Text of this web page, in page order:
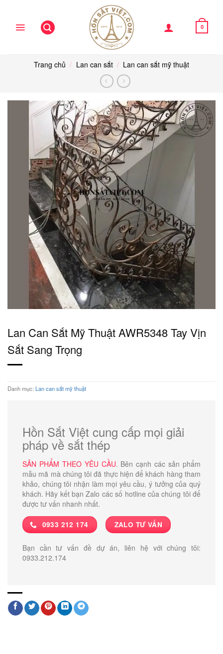
content
0
Trang chủ / Lan can sắt / Lan can sắt mỹ thuật
Lan Can Sắt Mỹ Thuật AWR5348 Tay Vịn
Sắt Sang Trọng
Danh mục: Lan can sắt mỹ thuật
Hồn Sắt Việt cung cấp mọi giải
pháp về sắt thép
SẢN PHẨM THEO YÊU CẦU. Bên cạnh các sản phẩm
mẫu mã mà chúng tôi đã thực hiện để khách hàng tham
khảo, chúng tôi nhận làm mọi yêu cầu, ý tưởng của quý
khách. Hãy kết bạn Zalo các số hotline của chúng tôi để
được tư vấn nhanh nhất.
0933 212 174 ZALO TƯ VẤN
Bạn cần tư vấn đề dự án, liên hệ với chúng tôi:
0933.212.174